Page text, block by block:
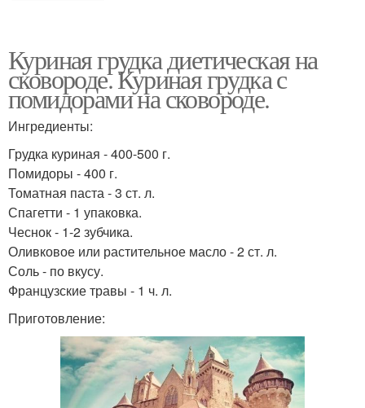
Куриная грудка диетическая на
сковороде. Куриная грудка с
помидорами на сковороде.
Ингредиенты:
Грудка куриная - 400-500 г.
Помидоры - 400 г.
Томатная паста - 3 ст. л.
Спагетти - 1 упаковка.
Чеснок - 1-2 зубчика.
Оливковое или растительное масло - 2 ст. л.
Соль - по вкусу.
Французские травы - 1 ч. л.
Приготовление: